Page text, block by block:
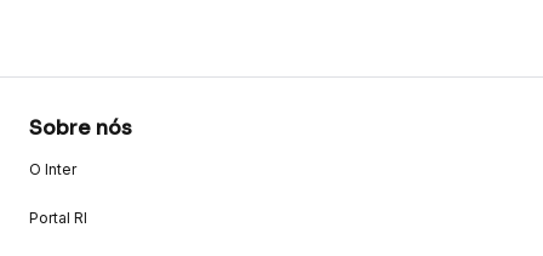
Sobre nós
O Inter
Portal RI